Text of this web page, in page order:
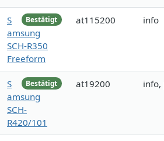
Bestätigt
S
amsung
SCH-R350
Freeform
at115200 info
Bestätigt
S
amsung
SCH-
R420/101
at19200 info,